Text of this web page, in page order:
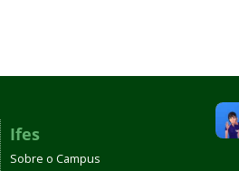
Ifes
Sobre o Campus